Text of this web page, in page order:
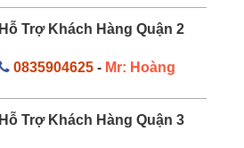
Hỗ Trợ Khách Hàng Quận 2
0835904625 - Mr: Hoàng
Hỗ Trợ Khách Hàng Quận 3